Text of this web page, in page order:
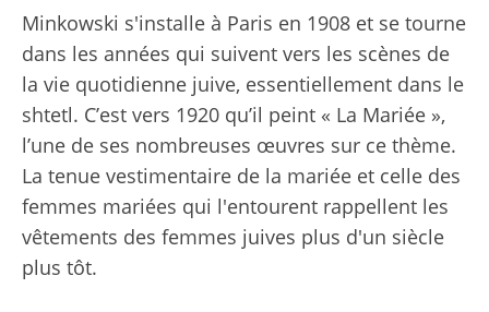
Minkowski s'installe à Paris en 1908 et se tourne
dans les années qui suivent vers les scènes de
la vie quotidienne juive, essentiellement dans le
shtetl. C’est vers 1920 qu’il peint « La Mariée »,
l’une de ses nombreuses œuvres sur ce thème.
La tenue vestimentaire de la mariée et celle des
femmes mariées qui l'entourent rappellent les
vêtements des femmes juives plus d'un siècle
plus tôt.